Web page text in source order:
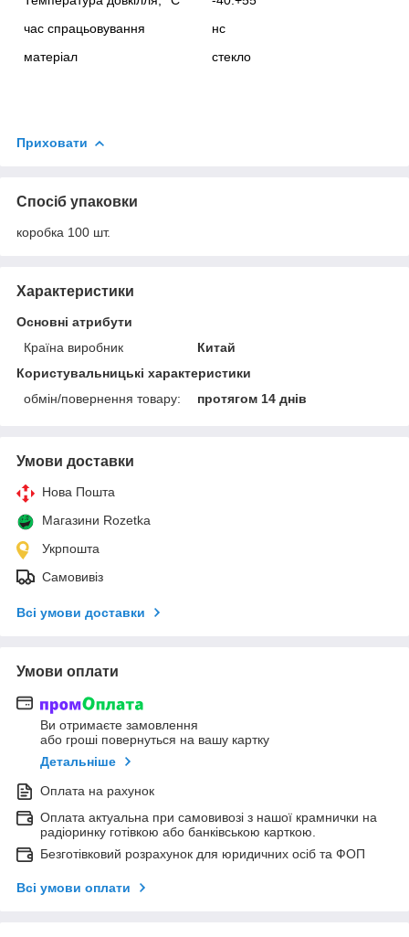
час спрацьовування
нс
матеріал
стекло
Приховати
Спосіб упаковки
коробка 100 шт.
Характеристики
Основні атрибути
Країна виробник
Китай
Користувальницькі характеристики
обмін/повернення товару:
протягом 14 днів
Умови доставки
Нова Пошта
Магазини Rozetka
Укрпошта
Самовивіз
Всі умови доставки
Умови оплати
Ви отримаєте замовлення
або гроші повернуться на вашу картку
Детальніше
Оплата на рахунок
Оплата актуальна при самовивозі з нашої крамнички на
радіоринку готівкою або банківською карткою.
Безготівковий розрахунок для юридичних осіб та ФОП
Всі умови оплати